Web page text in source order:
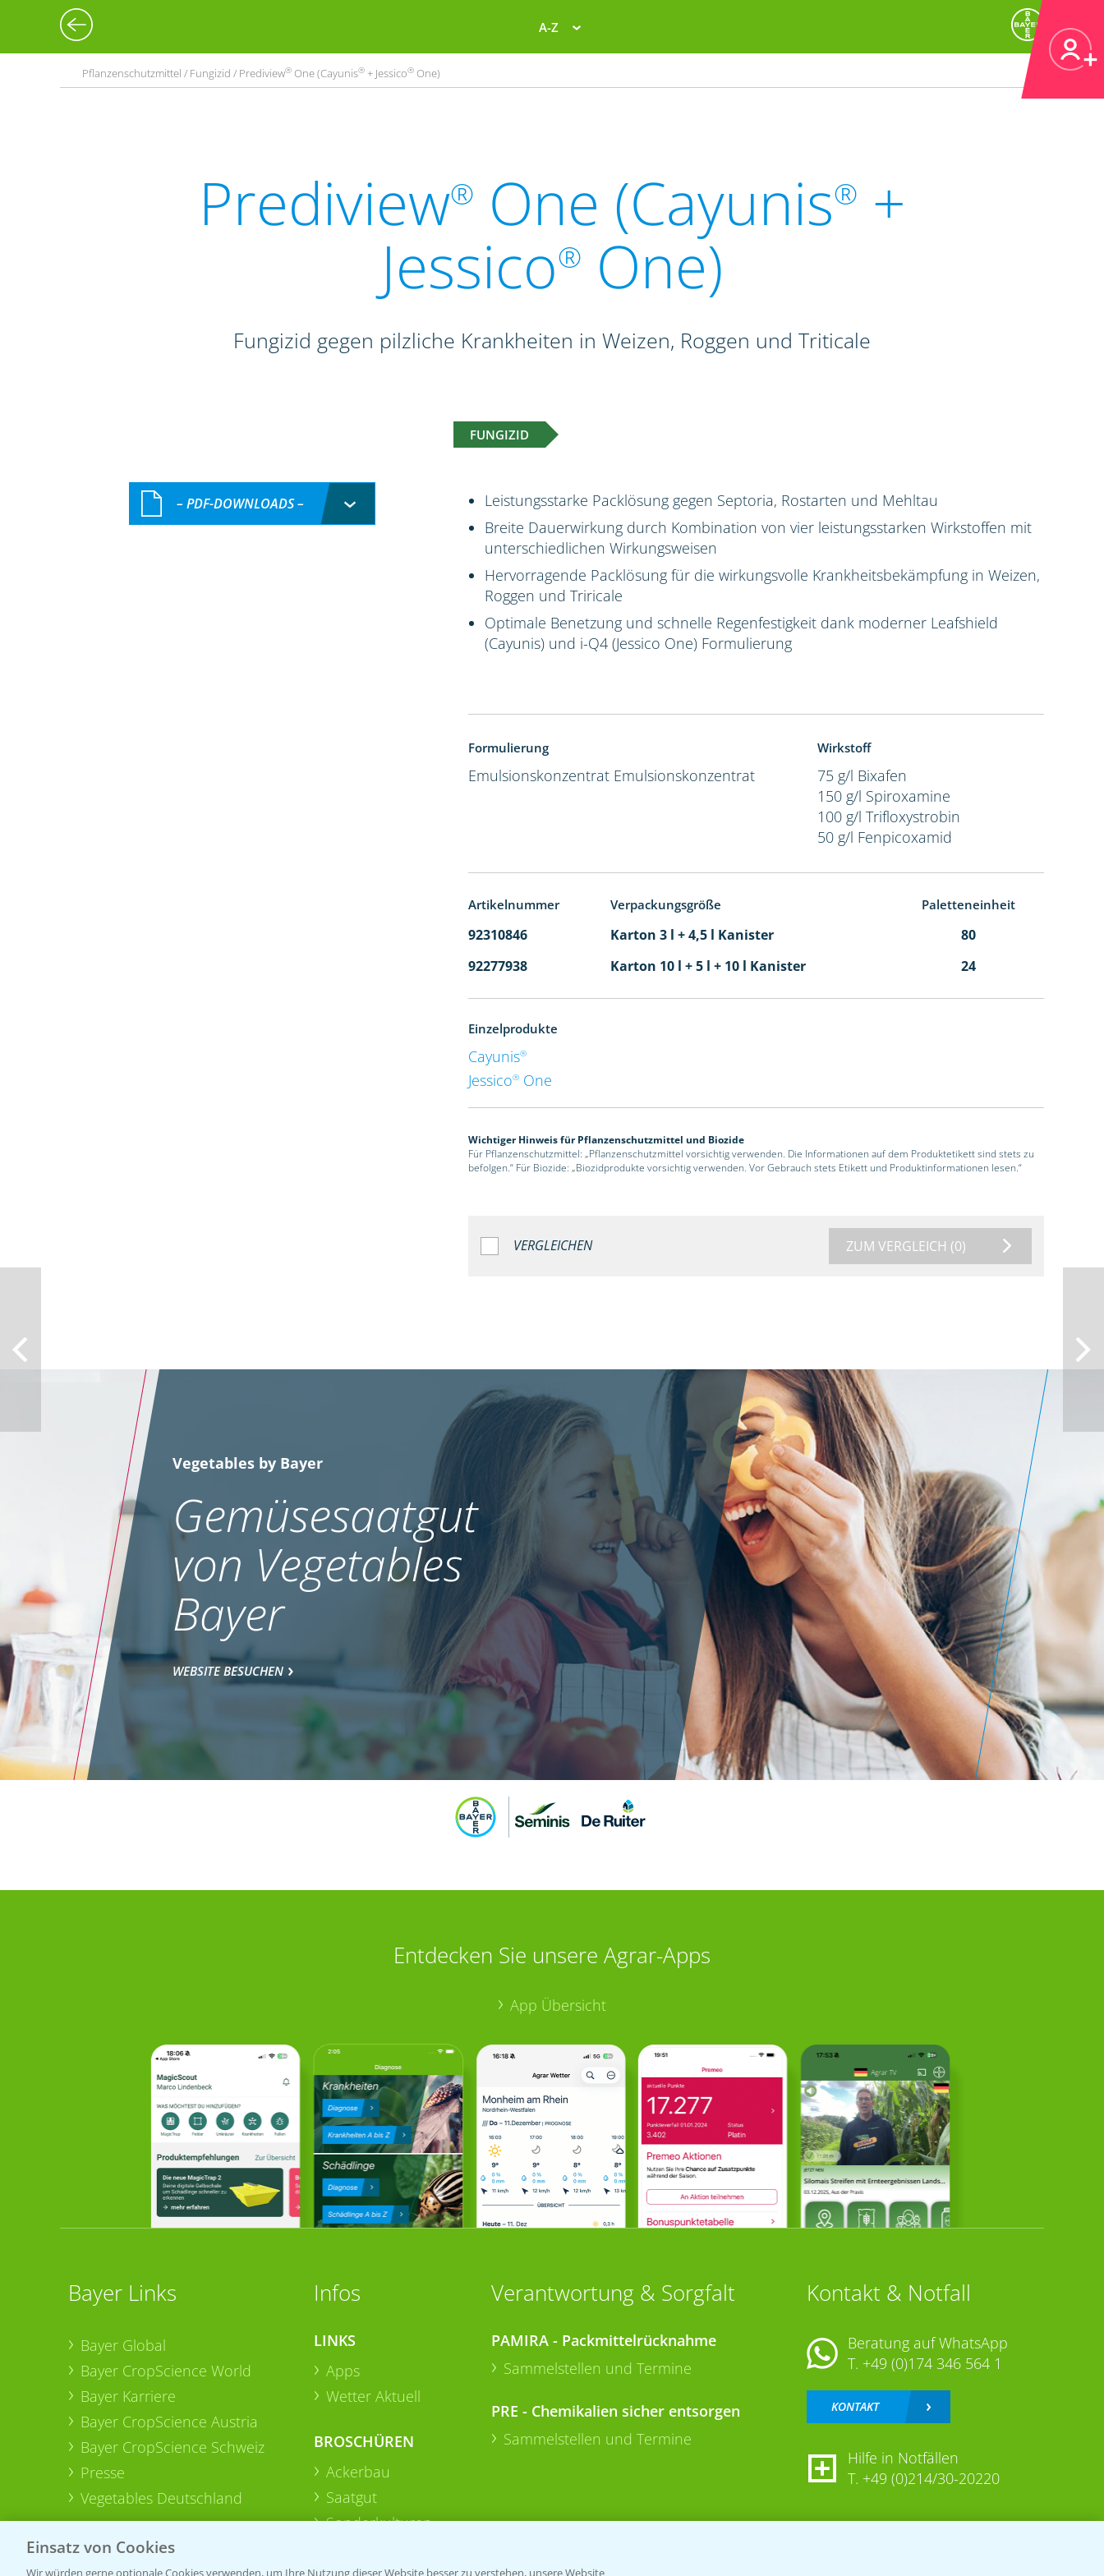
A-Z
Pflanzenschutzmittel / Fungizid / Prediview® One (Cayunis® + Jessico® One)
Prediview® One (Cayunis® +
Jessico® One)
Fungizid gegen pilzliche Krankheiten in Weizen, Roggen und Triticale
FUNGIZID
– PDF-DOWNLOADS –
Leistungsstarke Packlösung gegen Septoria, Rostarten und Mehltau
Breite Dauerwirkung durch Kombination von vier leistungsstarken Wirkstoffen mit
unterschiedlichen Wirkungsweisen
Hervorragende Packlösung für die wirkungsvolle Krankheitsbekämpfung in Weizen,
Roggen und Triricale
Optimale Benetzung und schnelle Regenfestigkeit dank moderner Leafshield
(Cayunis) und i-Q4 (Jessico One) Formulierung
Formulierung
Emulsionskonzentrat Emulsionskonzentrat
Wirkstoff
75 g/l Bixafen
150 g/l Spiroxamine
100 g/l Trifloxystrobin
50 g/l Fenpicoxamid
Artikelnummer Verpackungsgröße Paletteneinheit
92310846 Karton 3 l + 4,5 l Kanister
80
92277938
Karton 10 l + 5 l + 10 l Kanister 24
Einzelprodukte
Cayunis®
Jessico® One
Wichtiger Hinweis für Pflanzenschutzmittel und Biozide
Für Pflanzenschutzmittel: „Pflanzenschutzmittel vorsichtig verwenden. Die Informationen auf dem Produktetikett sind stets zu
befolgen.“ Für Biozide: „Biozidprodukte vorsichtig verwenden. Vor Gebrauch stets Etikett und Produktinformationen lesen.“
VERGLEICHEN ZUM VERGLEICH (0)
Vegetables by Bayer
Gemüsesaatgut
von Vegetables
Bayer
WEBSITE BESUCHEN
Entdecken Sie unsere Agrar-Apps
App Übersicht
Bayer Links
Bayer Global
Bayer CropScience World
Bayer Karriere
Bayer CropScience Austria
Bayer CropScience Schweiz
Presse
Vegetables Deutschland
Infos
LINKS
Apps
Wetter Aktuell
BROSCHÜREN
Ackerbau
Saatgut
Sonderkulturen
Verantwortung & Sorgfalt
PAMIRA - Packmittelrücknahme
Sammelstellen und Termine
PRE - Chemikalien sicher entsorgen
Sammelstellen und Termine
Kontakt & Notfall
Beratung auf WhatsApp
T. +49 (0)174 346 564 1
KONTAKT
Hilfe in Notfällen
T. +49 (0)214/30-20220
Einsatz von Cookies
Wir würden gerne optionale Cookies verwenden, um Ihre Nutzung dieser Website besser zu verstehen, unsere Website